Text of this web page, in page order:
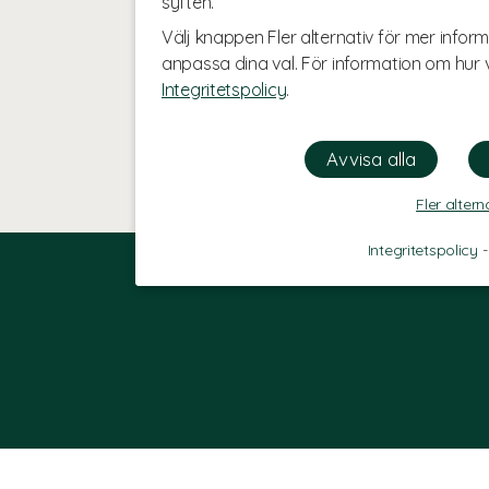
Välj knappen Fler alternativ för mer
anpassa dina val. För information om
Integritetspolicy.
Fler
Integritetspolicy